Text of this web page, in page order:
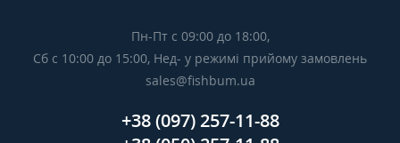
Пн-Пт с 09:00 до 18:00,
Сб с 10:00 до 15:00, Нед- у режимі прийому замовлень
sales@fishbum.ua
+38 (097) 257-11-88